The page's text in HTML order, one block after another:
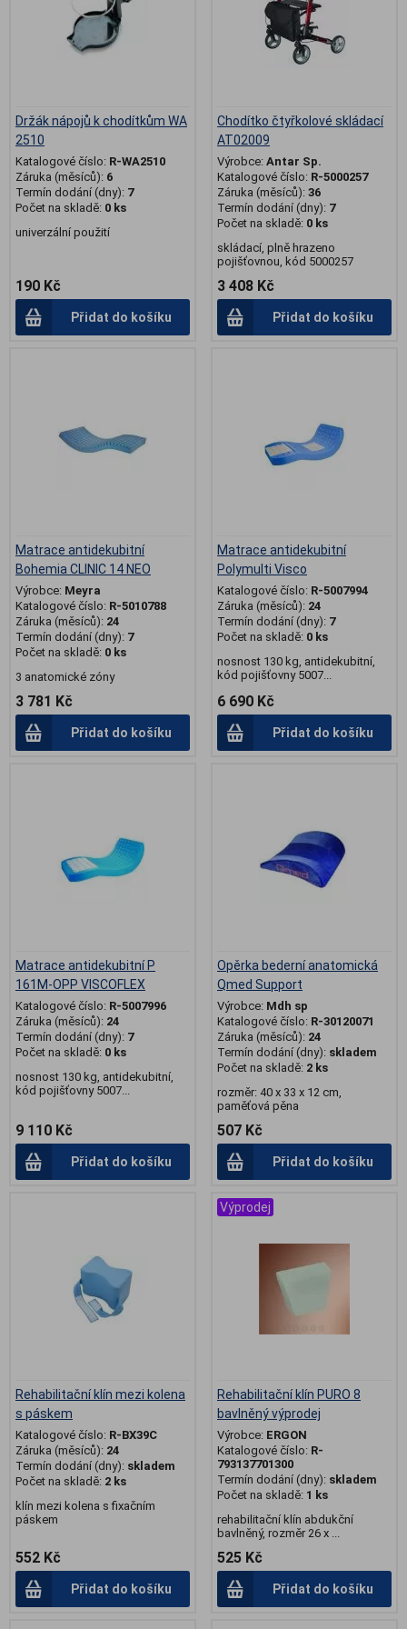
Držák nápojů k chodítkům WA
2510
Katalogové číslo: R-WA2510
Záruka (měsíců): 6
Termín dodání (dny): 7
Počet na skladě: 0 ks
univerzální použití
190 Kč
Přidat do košíku
Chodítko čtyřkolové skládací
AT02009
Výrobce: Antar Sp.
Katalogové číslo: R-5000257
Záruka (měsíců): 36
Termín dodání (dny): 7
Počet na skladě: 0 ks
skládací, plně hrazeno
pojišťovnou, kód 5000257
3 408 Kč
Přidat do košíku
Matrace antidekubitní
Bohemia CLINIC 14 NEO
Výrobce: Meyra
Katalogové číslo: R-5010788
Záruka (měsíců): 24
Termín dodání (dny): 7
Počet na skladě: 0 ks
3 anatomické zóny
3 781 Kč
Přidat do košíku
Matrace antidekubitní
Polymulti Visco
Katalogové číslo: R-5007994
Záruka (měsíců): 24
Termín dodání (dny): 7
Počet na skladě: 0 ks
nosnost 130 kg, antidekubitní,
kód pojišťovny 5007...
6 690 Kč
Přidat do košíku
Matrace antidekubitní P
161M-OPP VISCOFLEX
Katalogové číslo: R-5007996
Záruka (měsíců): 24
Termín dodání (dny): 7
Počet na skladě: 0 ks
nosnost 130 kg, antidekubitní,
kód pojišťovny 5007...
9 110 Kč
Přidat do košíku
Opěrka bederní anatomická
Qmed Support
Výrobce: Mdh sp
Katalogové číslo: R-30120071
Záruka (měsíců): 24
Termín dodání (dny): skladem
Počet na skladě: 2 ks
rozměr: 40 x 33 x 12 cm,
paměťová pěna
507 Kč
Přidat do košíku
Rehabilitační klín mezi kolena
s páskem
Katalogové číslo: R-BX39C
Záruka (měsíců): 24
Termín dodání (dny): skladem
Počet na skladě: 2 ks
klín mezi kolena s fixačním
páskem
552 Kč
Přidat do košíku
Výprodej
Rehabilitační klín PURO 8
bavlněný výprodej
Výrobce: ERGON
Katalogové číslo: R-
793137701300
Termín dodání (dny): skladem
Počet na skladě: 1 ks
rehabilitační klín abdukční
bavlněný, rozměr 26 x ...
525 Kč
Přidat do košíku